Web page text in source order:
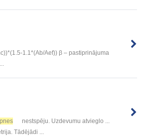
1.1*(Ab/Aef)) β – pastiprinājuma
nestspēju. Uzdevumu atvieglo ...
Tādējādi ...